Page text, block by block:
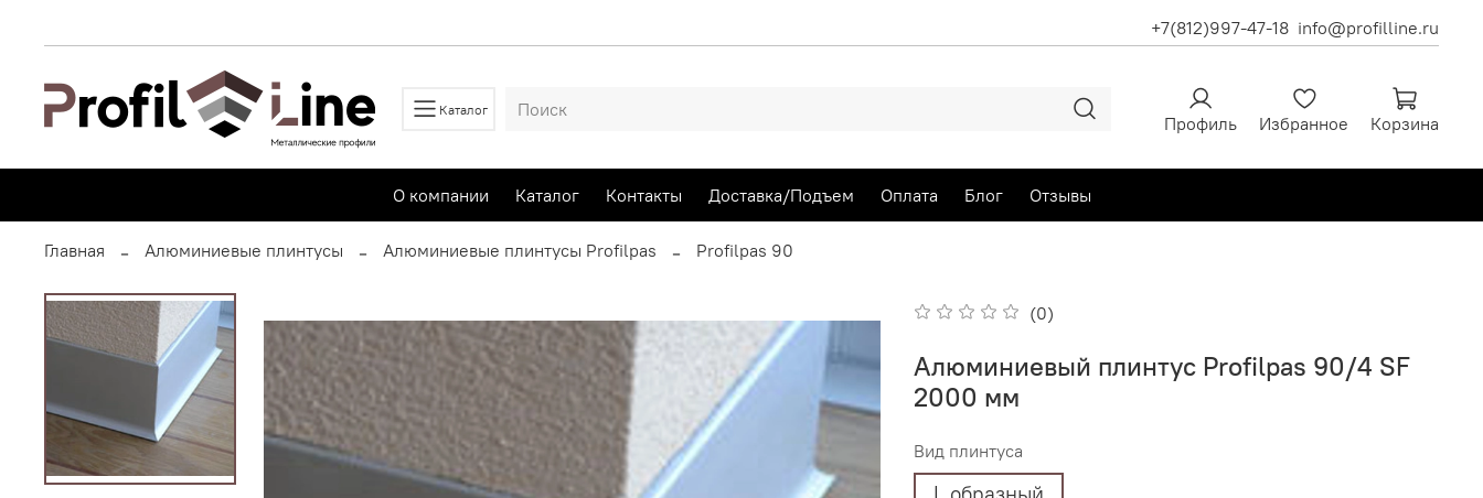
+7(812)997-47-18 info@profilline.ru
Каталог
Профиль Избранное Корзина
О компании Каталог Контакты Доставка/Подъем Оплата Блог Отзывы
Главная Алюминиевые плинтусы Алюминиевые плинтусы Profilpas Profilpas 90
(0)
Алюминиевый плинтус Profilpas 90/4 SF
2000 мм
Вид плинтуса